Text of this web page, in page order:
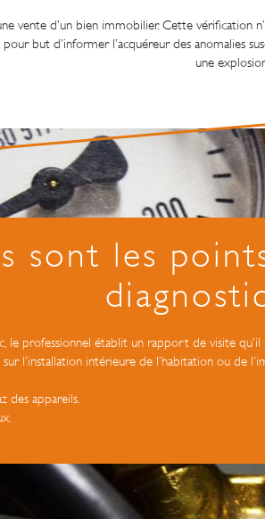
vente d’un bien immobilier. Cette
pour but d’informer l’acquéreur des
une
sont les
le professionnel établit un rapport de visite qu’il
l’installation intérieure de l’habitation ou de
des appareils.